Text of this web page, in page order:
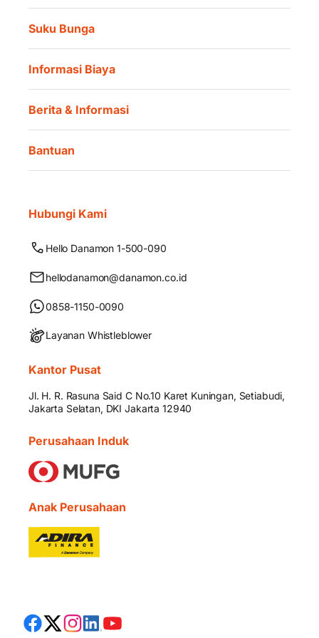
Suku Bunga
Informasi Biaya
Berita & Informasi
Bantuan
Hubungi Kami
Hello Danamon 1-500-090
hellodanamon@danamon.co.id
0858-1150-0090
Layanan Whistleblower
Kantor Pusat
Jl. H. R. Rasuna Said C No.10 Karet Kuningan, Setiabudi,
Jakarta Selatan, DKI Jakarta 12940
Perusahaan Induk
Anak Perusahaan